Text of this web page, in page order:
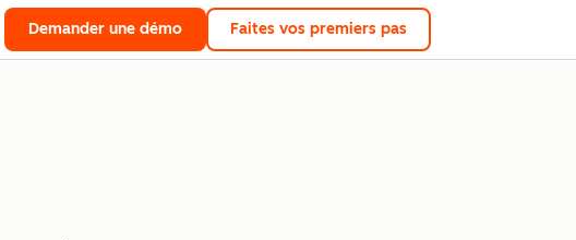
Demander une démo Faites vos premiers pas